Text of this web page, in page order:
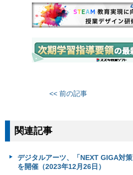
<< 前の記事
関連記事
デジタルアーツ、「NEXT GIGA対
を開催（2023年12月26日）